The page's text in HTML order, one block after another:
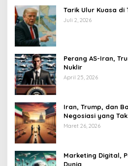
Tarik Ulur Kuasa di
Juli 2, 2026
Perang AS-Iran,
Nuklir
April 25, 2026
Iran, Trump, dan
Negosiasi yang
Maret 26, 2026
Marketing Digital,
Dunia